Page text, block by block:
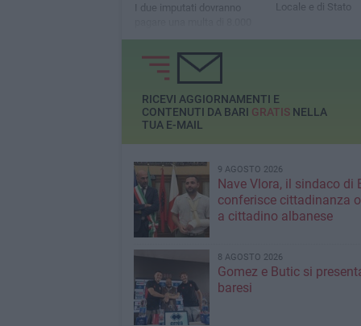
I due imputati dovranno
euro ciascuno e pagare
tutte le spese legali
sostenute
Locale e di Stato
RICEVI AGGIORNAMENTI E
CONTENUTI DA BARI GRATISNELLA
TUA E-MAIL
9 AGOSTO 2026
Nave Vlora, il sindaco di
conferisce cittadinanza
a cittadino albanese
8 AGOSTO 2026
Gomez e Butic si
baresi